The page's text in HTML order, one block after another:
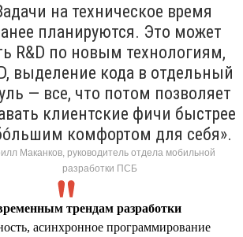
на техническое время
планируются. Это может
R&D по новым технологиям,
выделение кода в отдельный
— все, что потом позволяет
клиентские фичи быстрее
комфортом для себя».
Маканков, руководитель отдела мобильной
разработки ПСБ
трендам разработки
асинхронное программирование